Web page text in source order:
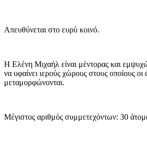
Απευθύνεται στο ευρύ κοινό.
Η Ελένη Μιχαήλ είναι μέντορας και
να υφαίνει ιερούς χώρους στους οποίους οι
μεταμορφώνονται.
Μέγιστος αριθμός συμμετεχόντων: 30